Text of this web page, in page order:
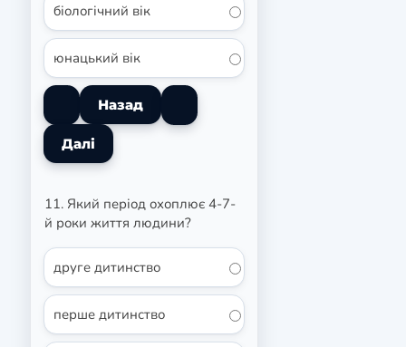
біологічний вік
юнацький вік
11. Який період охоплює 4-7-
й роки життя людини?
друге дитинство
перше дитинство